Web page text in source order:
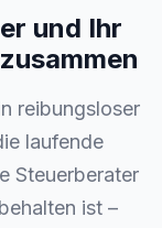
und Ihr
reibungsloser
laufende
Steuerberater
ist –